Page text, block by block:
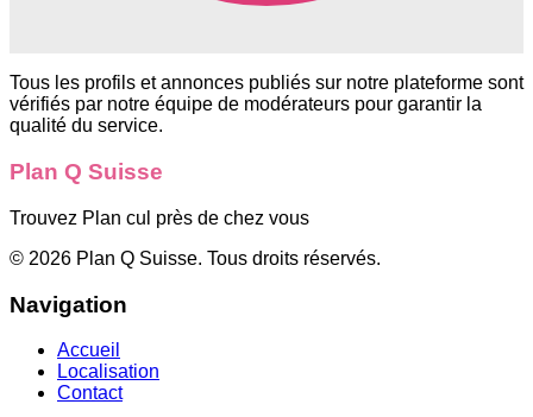
Tous les profils et annonces publiés sur notre plateforme sont
vérifiés par notre équipe de modérateurs pour garantir la
qualité du service.
Plan Q Suisse
Trouvez Plan cul près de chez vous
© 2026 Plan Q Suisse. Tous droits réservés.
Navigation
Accueil
Localisation
Contact